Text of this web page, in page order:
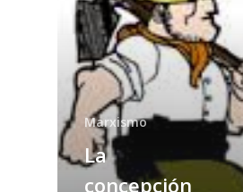
Marxismo
La
concepción